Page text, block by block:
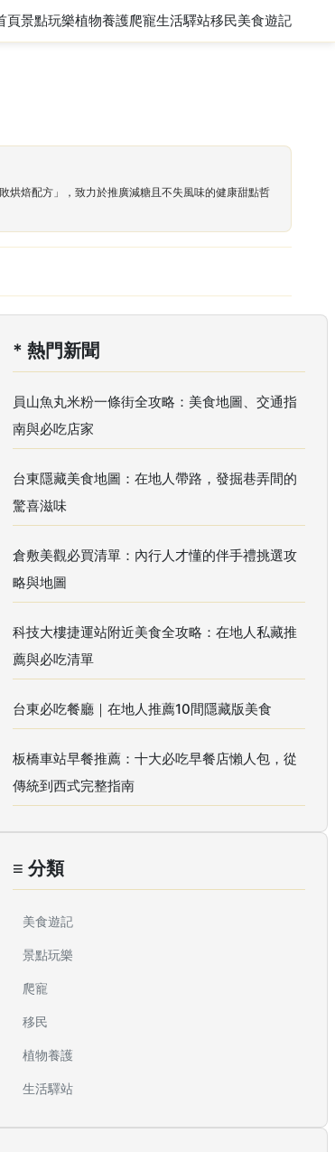
頁景點玩樂植物養護爬寵生活驛站移民美食遊記
烘焙配方」，致力於推廣減糖且不失風味的健康甜點哲
* 熱門新聞
員山魚丸米粉一條街全攻略：美食地圖、交通指
南與必吃店家
台東隱藏美食地圖：在地人帶路，發掘巷弄間的
驚喜滋味
倉敷美觀必買清單：內行人才懂的伴手禮挑選攻
略與地圖
科技大樓捷運站附近美食全攻略：在地人私藏推
薦與必吃清單
台東必吃餐廳｜在地人推薦10間隱藏版美食
板橋車站早餐推薦：十大必吃早餐店懶人包，從
傳統到西式完整指南
≡ 分類
美食遊記
景點玩樂
爬寵
移民
植物養護
生活驛站